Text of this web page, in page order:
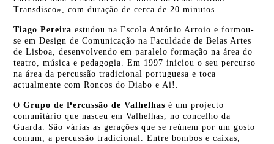
Transdisco», com duração de cerca de 20 minutos.
Tiago Pereira estudou na Escola António Arroio e formou-
se em Design de Comunicação na Faculdade de Belas Artes
de Lisboa, desenvolvendo em paralelo formação na área do
teatro, música e pedagogia. Em 1997 iniciou o seu percurso
na área da percussão tradicional portuguesa e toca
actualmente com Roncos do Diabo e Ai!.
OGrupo de Percussão de Valhelhas é um projecto
comunitário que nasceu em Valhelhas, no concelho da
Guarda. São várias as gerações que se reúnem por um gosto
comum, a percussão tradicional. Entre bombos e caixas,